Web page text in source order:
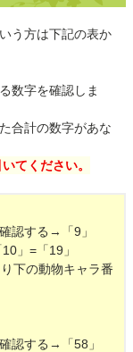
う方は下記の表か
数字を確認しま
合計の数字があな
てください。
認する→「9」
」=「19」
下の動物キャラ番
認する→「58」